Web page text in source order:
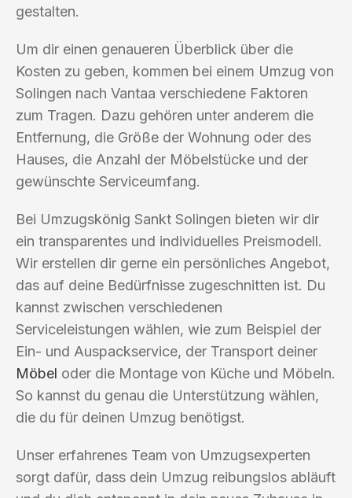
gestalten.
Um dir einen genaueren Überblick über die
Kosten zu geben, kommen bei einem Umzug von
Solingen nach Vantaa verschiedene Faktoren
zum Tragen. Dazu gehören unter anderem die
Entfernung, die Größe der Wohnung oder des
Hauses, die Anzahl der Möbelstücke und der
gewünschte Serviceumfang.
Bei Umzugskönig Sankt Solingen bieten wir dir
ein transparentes und individuelles Preismodell.
Wir erstellen dir gerne ein persönliches Angebot,
das auf deine Bedürfnisse zugeschnitten ist. Du
kannst zwischen verschiedenen
Serviceleistungen wählen, wie zum Beispiel der
Ein- und Auspackservice, der Transport deiner
Möbel oder die Montage von Küche und Möbeln.
So kannst du genau die Unterstützung wählen,
die du für deinen Umzug benötigst.
Unser erfahrenes Team von Umzugsexperten
sorgt dafür, dass dein Umzug reibungslos abläuft